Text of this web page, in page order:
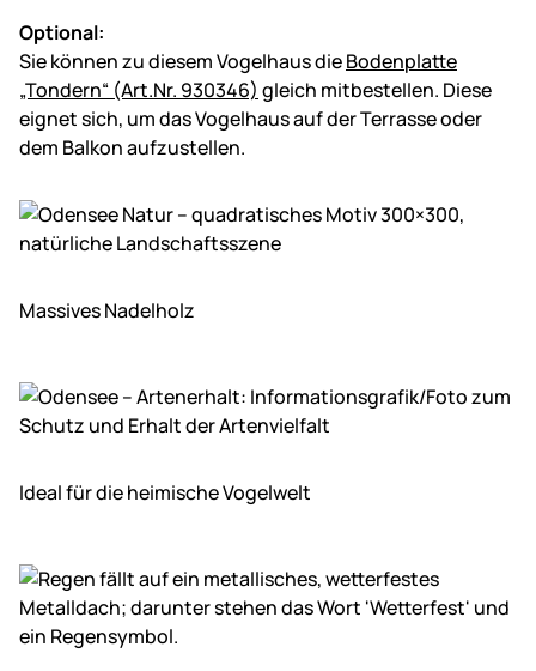
Optional:
Sie können zu diesem Vogelhaus dieBodenplatte
„Tondern“ (Art.Nr. 930346) gleich mitbestellen. Diese
eignet sich, um das Vogelhaus auf der Terrasse oder
dem Balkon aufzustellen.
Massives Nadelholz
Ideal für die heimische Vogelwelt